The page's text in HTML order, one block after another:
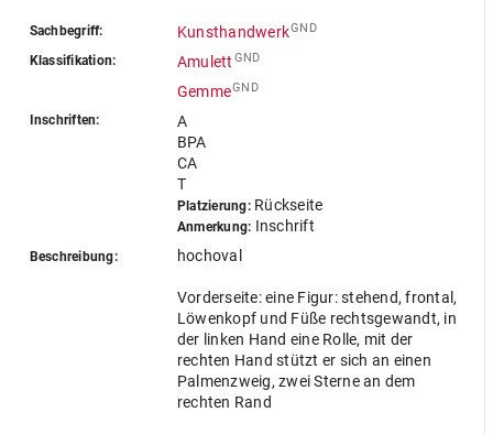
Sachbegriff: KunsthandwerkGND
Klassifikation: Amulett GND
GemmeGND
Inschriften:
A
BPA
CA
T
Platzierung:Rückseite
Anmerkung: Inschrift
Beschreibung: hochoval
Vorderseite: eine Figur: stehend, frontal,
Löwenkopf und Füße rechtsgewandt, in
der linken Hand eine Rolle, mit der
rechten Hand stützt er sich an einen
Palmenzweig, zwei Sterne an dem
rechten Rand